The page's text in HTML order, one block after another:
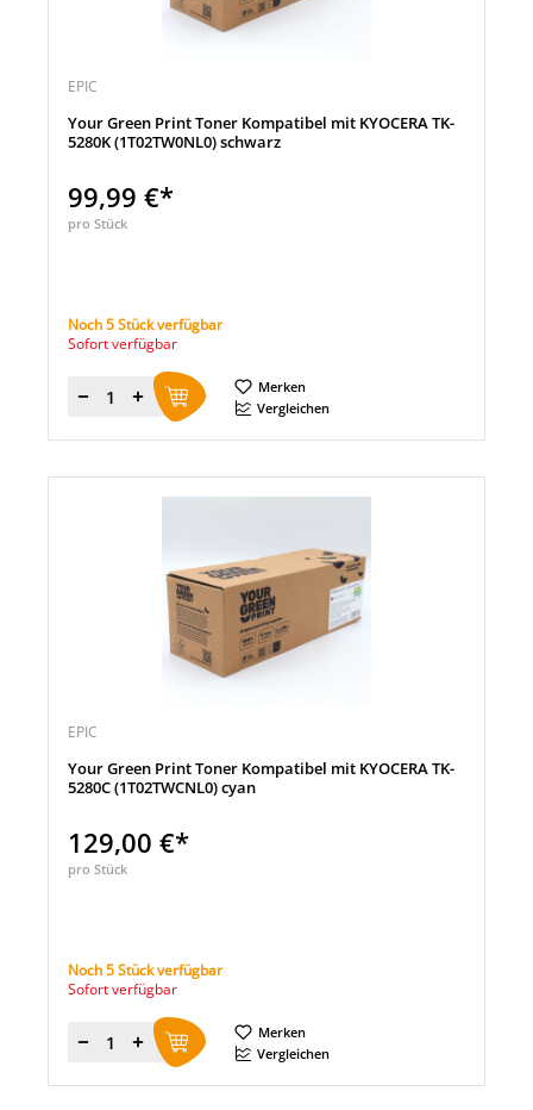
EPIC
Your Green Print Toner Kompatibel mit KYOCERA TK-
5280K (1T02TW0NL0) schwarz
99,99 €*
pro Stück
Noch 5 Stück verfügbar
Sofort verfügbar
Menge
Merken
Vergleichen
EPIC
Your Green Print Toner Kompatibel mit KYOCERA TK-
5280C (1T02TWCNL0) cyan
129,00 €*
pro Stück
Noch 5 Stück verfügbar
Sofort verfügbar
Menge
Merken
Vergleichen